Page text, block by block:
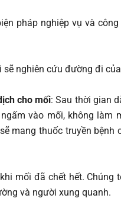
pháp nghiệp vụ và
sẽ nghiên cứu đường đi
cho mối: Sau thời gian
vào mối, không
mang thuốc truyền
mối đã chết hết. Chúng
và người xung quanh.